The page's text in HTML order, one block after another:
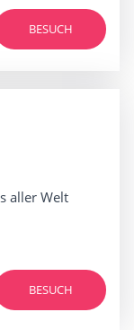
BESUCH
aller Welt
BESUCH